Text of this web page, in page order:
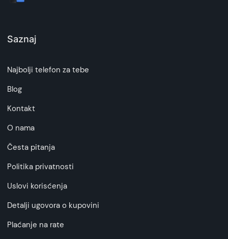
Saznaj
Najbolji telefon za tebe
Blog
Kontakt
O nama
Česta pitanja
Politika privatnosti
Uslovi korisćenja
Detalji ugovora o kupovini
Plaćanje na rate